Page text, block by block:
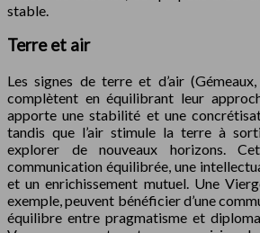
stable.
Terre et air
Les signes de terre et d’air
complètent en équilibrant leur
apporte une stabilité et une
tandis que l’air stimule la terre à
explorer de nouveaux horizons.
communication équilibrée, une
et un enrichissement mutuel. Une
exemple, peuvent bénéficier d’une
équilibre entre pragmatisme et